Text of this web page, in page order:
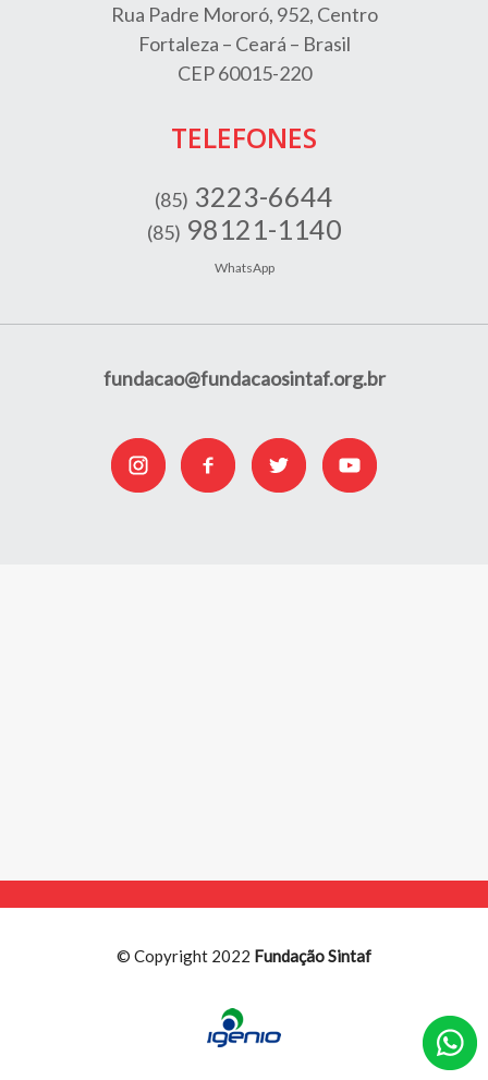
Rua Padre Mororó, 952, Centro
Fortaleza – Ceará – Brasil
CEP 60015-220
TELEFONES
(85) 3223-6644
(85) 98121-1140
WhatsApp
fundacao@fundacaosintaf.org.br
© Copyright 2022 Fundação Sintaf